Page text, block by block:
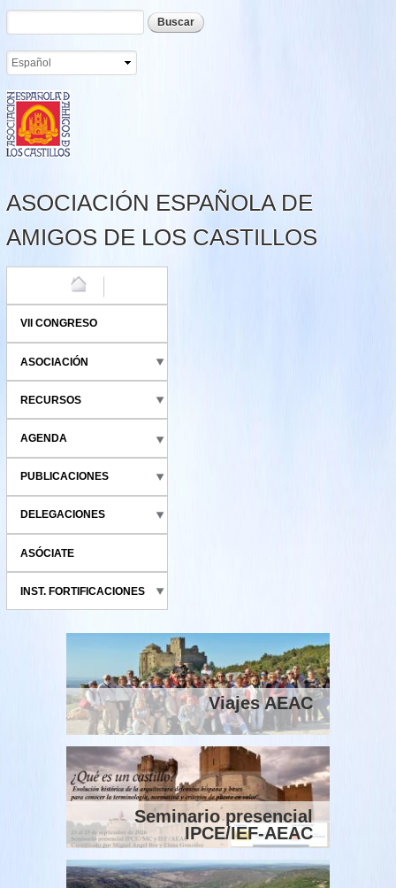
Pasar al
contenido
Formulario de búsqueda
Buscar
ASOCIACIÓN ESPAÑOLA DE
AMIGOS DE LOS CASTILLOS
VII CONGRESO
ASOCIACIÓN
RECURSOS
AGENDA
PUBLICACIONES
DELEGACIONES
ASÓCIATE
INST. FORTIFICACIONES
Viajes AEAC
Seminario presencial
IPCE/IEF-AEAC